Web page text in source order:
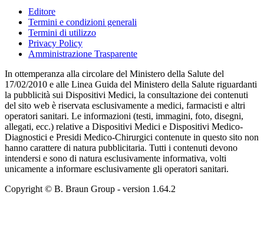
Editore
Termini e condizioni generali
Termini di utilizzo
Privacy Policy
Amministrazione Trasparente
In ottemperanza alla circolare del Ministero della Salute del
17/02/2010 e alle Linea Guida del Ministero della Salute riguardanti
la pubblicità sui Dispositivi Medici, la consultazione dei contenuti
del sito web è riservata esclusivamente a medici, farmacisti e altri
operatori sanitari. Le informazioni (testi, immagini, foto, disegni,
allegati, ecc.) relative a Dispositivi Medici e Dispositivi Medico-
Diagnostici e Presidi Medico-Chirurgici contenute in questo sito non
hanno carattere di natura pubblicitaria. Tutti i contenuti devono
intendersi e sono di natura esclusivamente informativa, volti
unicamente a informare esclusivamente gli operatori sanitari.
Copyright © B. Braun Group - version 1.64.2